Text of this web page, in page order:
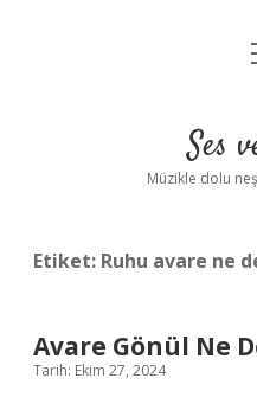
Ses
Müzikle dolu
Etiket: Ruhu avare ne
Avare Gönül Ne
Tarih: Ekim 27, 2024